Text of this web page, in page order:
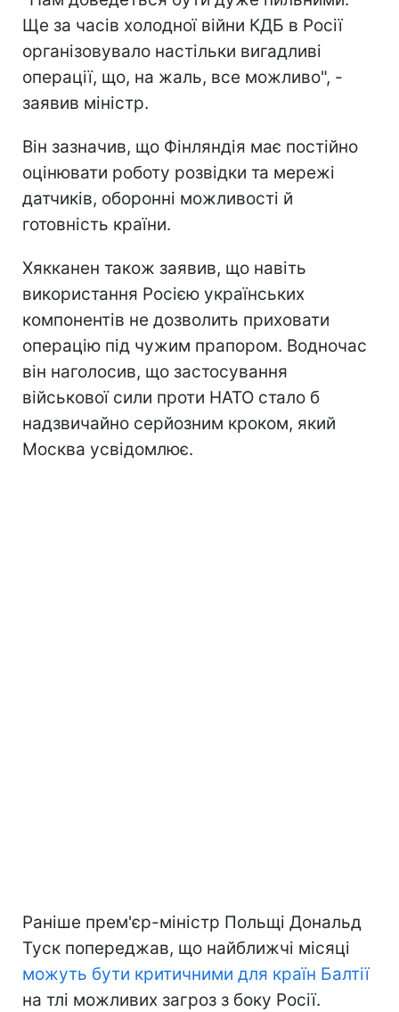
Ще за часів холодної війни КДБ в Росії
організовувало настільки вигадливі
операції, що, на жаль, все можливо", -
заявив міністр.
Він зазначив, що Фінляндія має постійно
оцінювати роботу розвідки та мережі
датчиків, оборонні можливості й
готовність країни.
Хякканен також заявив, що навіть
використання Росією українських
компонентів не дозволить приховати
операцію під чужим прапором. Водночас
він наголосив, що застосування
військової сили проти НАТО стало б
надзвичайно серйозним кроком, який
Москва усвідомлює.
Раніше прем'єр-міністр Польщі Дональд
Туск попереджав, що найближчі місяці
можуть бути критичними для країн Балтії
на тлі можливих загроз з боку Росії.